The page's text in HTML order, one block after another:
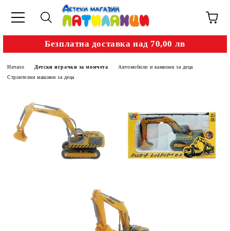
Безплатна доставка над 70,00 лв
Начало Детски играчки за момчета
Автомобили и камиони за деца
Строителни машини за деца